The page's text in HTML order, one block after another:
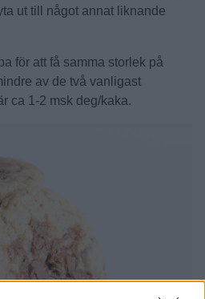
ut till något annat liknande
för att få samma storlek på
av de två vanligast
ca 1-2 msk deg/kaka.